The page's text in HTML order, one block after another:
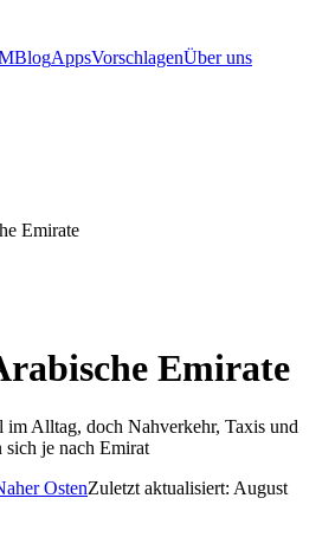
BlogAppsVorschlagenÜber uns
Emirate
Emirate
im Alltag, doch Nahverkehr, Taxis und
sich je nach Emirat
OstenZuletzt aktualisiert: August